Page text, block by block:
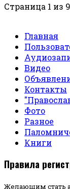
Страница 1 из 9
Главная
Видео
Контакты
Фото
Разное
Книги
Правила
Желающим стать